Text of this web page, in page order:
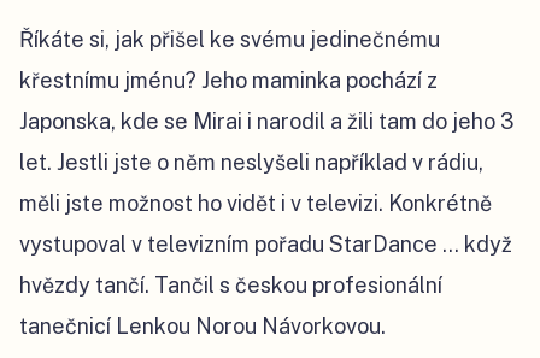
Říkáte si, jak přišel ke svému jedinečnému
křestnímu jménu? Jeho maminka pochází z
Japonska, kde se Mirai i narodil a žili tam do jeho 3
let. Jestli jste o něm neslyšeli například v rádiu,
měli jste možnost ho vidět i v televizi. Konkrétně
vystupoval v televizním pořadu StarDance … když
hvězdy tančí. Tančil s českou profesionální
tanečnicí Lenkou Norou Návorkovou.